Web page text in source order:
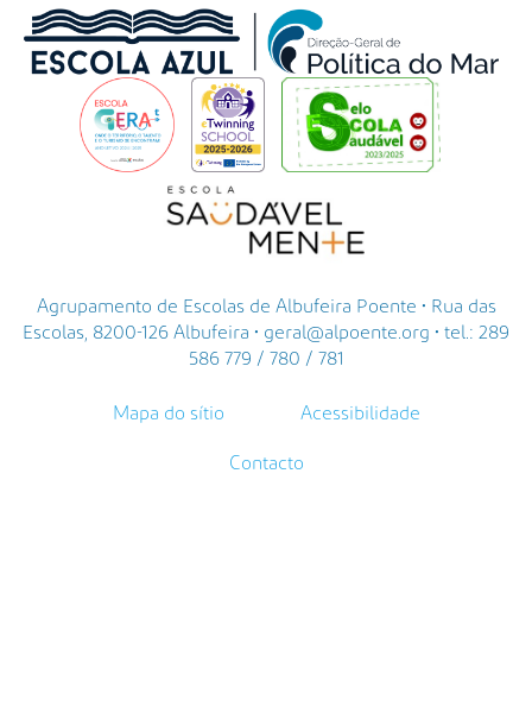
Agrupamento de Escolas de Albufeira Poente • Rua das
Escolas, 8200-126 Albufeira • geral@alpoente.org • tel.: 289
586 779 / 780 / 781
Mapa do sítio Acessibilidade
Contacto